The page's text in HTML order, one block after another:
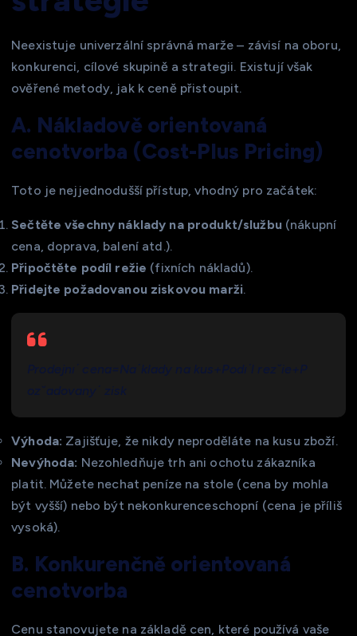
Neexistuje univerzální správná marže – závisí na oboru,
konkurenci, cílové skupině a strategii. Existují však
ověřené metody, jak k ceně přistoupit.
A. Nákladově orientovaná
cenotvorba (Cost-Plus Pricing)
Toto je nejjednodušší přístup, vhodný pro začátek:
Sečtěte všechny náklady na produkt/službu(nákupní
cena, doprava, balení atd.).
Připočtěte podíl režie (fixních nákladů).
Přidejte požadovanou ziskovou marži.
Prodejnıˊ cena=Naˊklady na kus+Podıˊl rezˇie+P
ozˇadovanyˊ​ zisk
Výhoda: Zajišťuje, že nikdy neproděláte na kusu zboží.
Nevýhoda: Nezohledňuje trh ani ochotu zákazníka
platit. Můžete nechat peníze na stole (cena by mohla
být vyšší) nebo být nekonkurenceschopní (cena je příliš
vysoká).
B. Konkurenčně orientovaná
cenotvorba
Cenu stanovujete na základě cen, které používá vaše